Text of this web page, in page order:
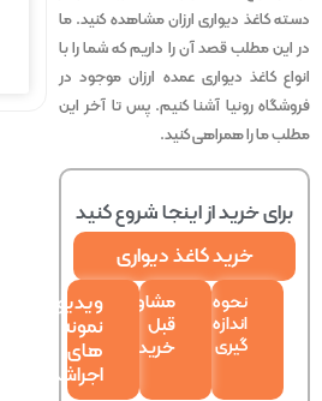
دسته کاغذ دیواری ارزان مشاهده کنید. ما
در این مطلب قصد آن را داریم که شما را با
انواع کاغذ دیواری عمده ارزان موجود در
فروشگاه رونیا آشنا کنیم. پس تا آخر این
مطلب ما را همراهی کنید.
برای خرید از اینجاشروع کنید
خرید کاغذ دیواری
نحوه
اندازه
گیری
مشاوره
قبل
خرید
ویدیو
نمونه
های
اجراشده